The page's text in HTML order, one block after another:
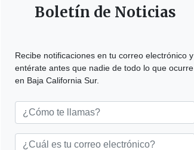
Boletín de Noticias
Recibe notificaciones en tu correo electrónico y
entérate antes que nadie de todo lo que ocurre
en Baja California Sur.